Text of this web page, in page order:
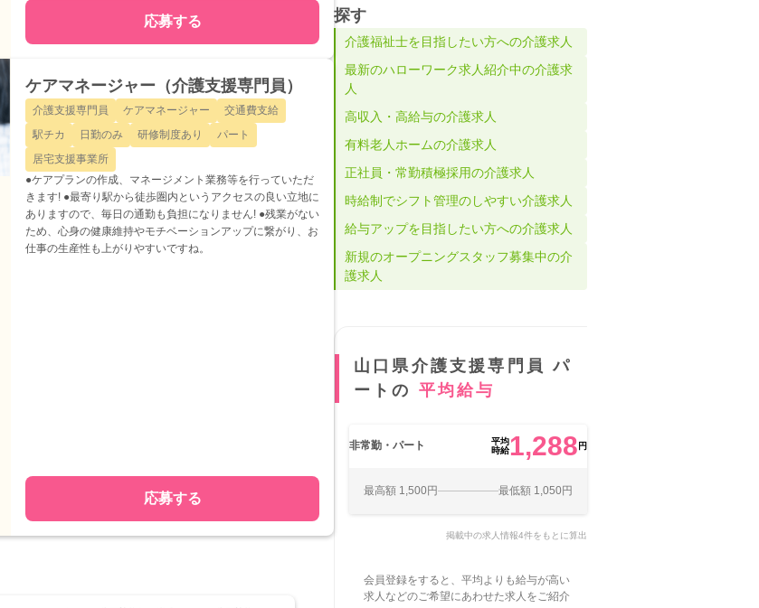
応募する
ケアマネージャー（介護支援専門員）
介護支援専門員 ケアマネージャー
交通費支給
駅チカ
日勤のみ 研修制度あり
パート
居宅支援事業所
●ケアプランの作成、マネージメント業務等を行っていただ
きます! ●最寄り駅から徒歩圏内というアクセスの良い立地に
ありますので、毎日の通勤も負担になりません! ●残業がない
ため、心身の健康維持やモチベーションアップに繋がり、お
仕事の生産性も上がりやすいですね。
応募する
探す
介護福祉士を目指したい方への介護求人
最新のハローワーク求人紹介中の介護求
人
高収入・高給与の介護求人
有料老人ホームの介護求人
正社員・常勤積極採用の介護求人
時給制でシフト管理のしやすい介護求人
給与アップを目指したい方への介護求人
新規のオープニングスタッフ募集中の介
護求人
山口県介護支援専門員 パ
ートの 平均給与
非常勤・パート
平均
時給1,288 円
最高額 1,500円 最低額 1,050円
掲載中の求人情報4件をもとに算出
会員登録をすると、平均よりも給与が高い
求人などのご希望にあわせた求人をご紹介